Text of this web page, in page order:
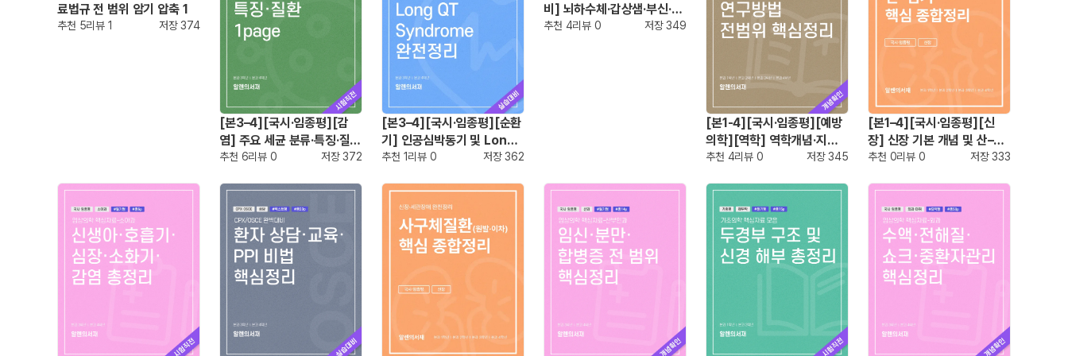
료법규 전 범위 암기 압축 1
추천 5리뷰 1 저장374
[본3–4][국시·임종평][감
염] 주요 세균 분류·특징·질환
1page
추천 6리뷰 0 저장372
[본3–4][국시·임종평][순환
기] 인공심박동기 및 Long
QT Syndrome 완전정리
추천 1리뷰 0 저장362
비] 뇌하수체·갑상샘·부신·당
뇨·대사질환 핵심정리
추천 4리뷰 0 저장349
[본1-4][국시·임종평][예방
의학][역학] 역학개념·지표·
연구방법 전범위 핵심정리
추천 4리뷰 0 저장345
[본1–4][국시·임종평][신
장] 신장 기본 개념 및 산–염
기 핵심 종합정리
추천 0리뷰 0 저장333